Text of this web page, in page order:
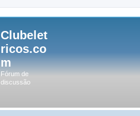
Clubelet
ricos.co
m
Fórum de
discussão